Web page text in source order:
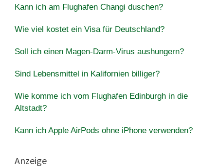
Kann ich am Flughafen Changi duschen?
Wie viel kostet ein Visa für Deutschland?
Soll ich einen Magen-Darm-Virus aushungern?
Sind Lebensmittel in Kalifornien billiger?
Wie komme ich vom Flughafen Edinburgh in die
Altstadt?
Kann ich Apple AirPods ohne iPhone verwenden?
Anzeige